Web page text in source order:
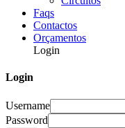
Faqs
Contactos
Orçamentos
Login
Login
Username
Password